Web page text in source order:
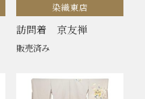
染織東店
訪問着 京友禅
販売済み